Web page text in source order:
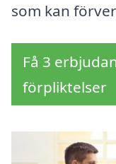
som kan
Få 3
förpliktelser